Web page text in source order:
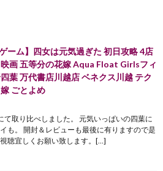
ゲーム】四女は元気過ぎた 初日攻略 4店
画 五等分の花嫁 Aqua Float Girlsフィ
葉 万代書店川越店 ベネクス川越 テク
ごとよめ
て取り比べしました。 元気いっぱいの四葉に
も。 開封＆レビューも最後に有りますので是
聴宜しくお願い致します。[…]